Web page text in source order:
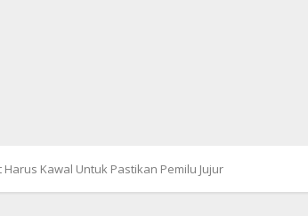
Kawal Untuk Pastikan Pemilu Jujur